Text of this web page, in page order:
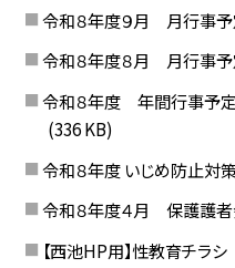
令和８年度９月 月行事
令和８年度８月 月行事
令和８年度 年間行事予定
(336 KB)
令和８年度 いじめ防止対
令和８年度４月 保護護
【西池HP用】性教育チラシ